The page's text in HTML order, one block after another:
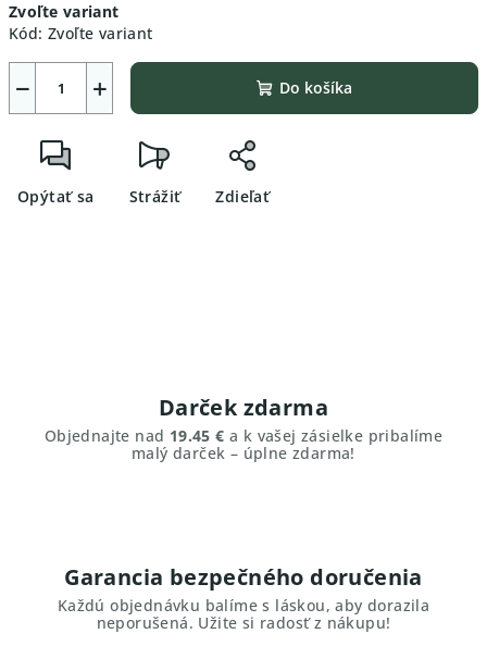
cena:
Zvoľte variant
Kód: Zvoľte variant
+
− Do košíka
Opýtať sa Strážiť Zdieľať
Darček zdarma
Objednajte nad 19.45 € a k vašej zásielke pribalíme
malý darček – úplne zdarma!
Garancia bezpečného doručenia
Každú objednávku balíme s láskou, aby dorazila
neporušená. Užite si radosť z nákupu!